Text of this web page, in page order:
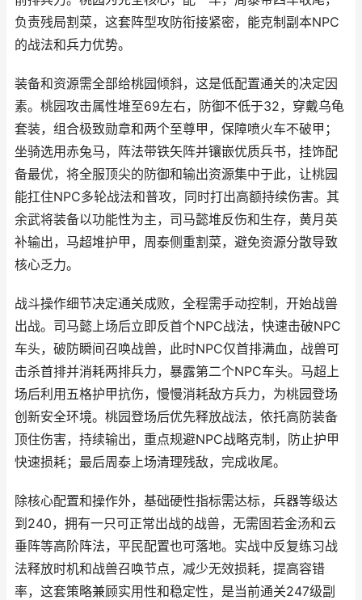
负责残局割菜，这套阵型攻防衔接紧密，能克制副本NPC
的战法和兵力优势。
装备和资源需全部给桃园倾斜，这是低配置通关的决定因
素。桃园攻击属性堆至69左右，防御不低于32，穿戴乌龟
套装，组合极致勋章和两个至尊甲，保障喷火车不破甲；
坐骑选用赤兔马，阵法带铁矢阵并镶嵌优质兵书，挂饰配
备最优，将全服顶尖的防御和输出资源集中于此，让桃园
能扛住NPC多轮战法和普攻，同时打出高额持续伤害。其
余武将装备以功能性为主，司马懿堆反伤和生存，黄月英
补输出，马超堆护甲，周泰侧重割菜，避免资源分散导致
核心乏力。
战斗操作细节决定通关成败，全程需手动控制，开始战兽
出战。司马懿上场后立即反首个NPC战法，快速击破NPC
车头，破防瞬间召唤战兽，此时NPC仅首排满血，战兽可
击杀首排并消耗两排兵力，暴露第二个NPC车头。马超上
场后利用五格护甲抗伤，慢慢消耗敌方兵力，为桃园登场
创新安全环境。桃园登场后优先释放战法，依托高防装备
顶住伤害，持续输出，重点规避NPC战略克制，防止护甲
快速损耗；最后周泰上场清理残敌，完成收尾。
除核心配置和操作外，基础硬性指标需达标，兵器等级达
到240，拥有一只可正常出战的战兽，无需固若金汤和云
垂阵等高阶阵法，平民配置也可落地。实战中反复练习战
法释放时机和战兽召唤节点，减少无效损耗，提高容错
率，这套策略兼顾实用性和稳定性，是当前通关247级副